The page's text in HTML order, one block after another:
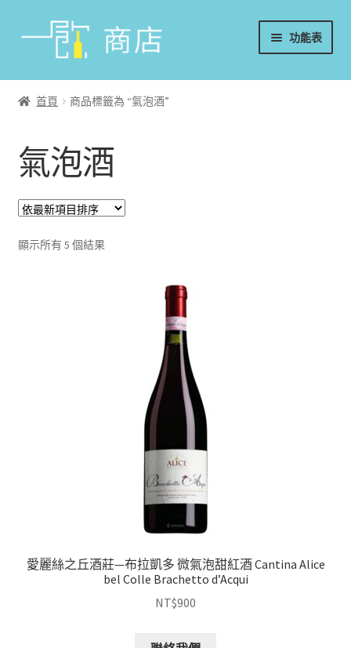
功能表
首頁
香檳/氣泡酒
威士忌
烈酒/利口酒/調酒
首頁 商品標籤為 “氣泡酒”
氣泡酒
顯示所有 5 個結果
愛麗絲之丘酒莊—布拉凱多 微氣泡甜紅酒 Cantina Alice
bel Colle Brachetto d’Acqui
NT$900